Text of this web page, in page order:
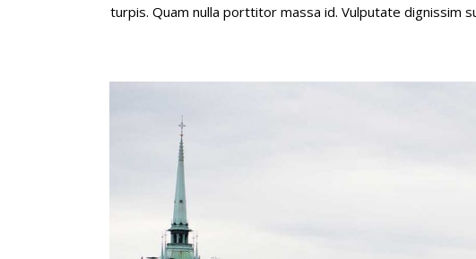
turpis. Quam nulla porttitor massa id. Vulputate dignissim